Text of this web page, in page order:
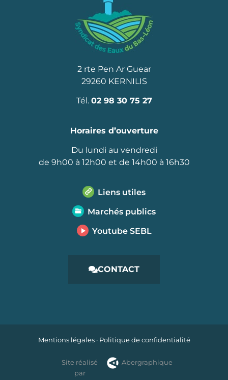
2 rte Pen Ar Guear
29260 KERNILIS
Tél. 02 98 30 75 27
Horaires d’ouverture
Du lundi au vendredi
de 9h00 à 12h00 et de 14h00 à 16h30
Liens utiles
Marchés publics
Youtube SEBL
CONTACT
Mentions légales· Politique de confidentialité
Site réalisé
par
Abergraphique